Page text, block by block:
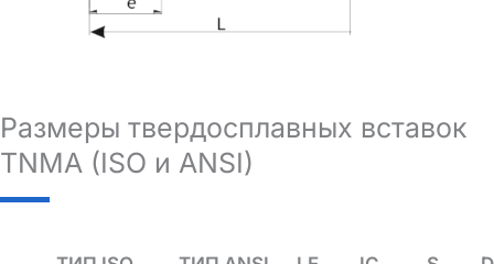
Размеры твердосплавных вставок
TNMA (ISO и ANSI)